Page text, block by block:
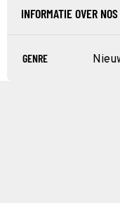
INFORMATIE OVER
GENRE